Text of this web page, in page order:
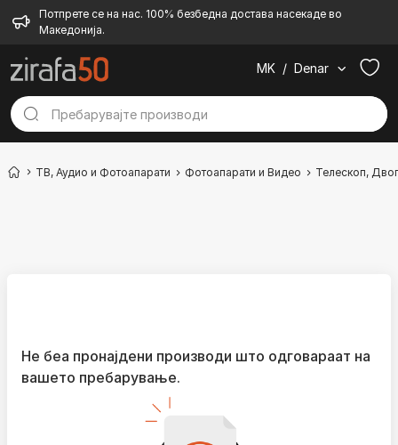
Потпрете се на нас. 100% безбедна достава насекаде во
Македонија.
MK / Denar
ТВ, Аудио и Фотоапарати Фотоапарати и Видео Телескоп,
Не беа пронајдени производи што одговараат на
вашето пребарување.